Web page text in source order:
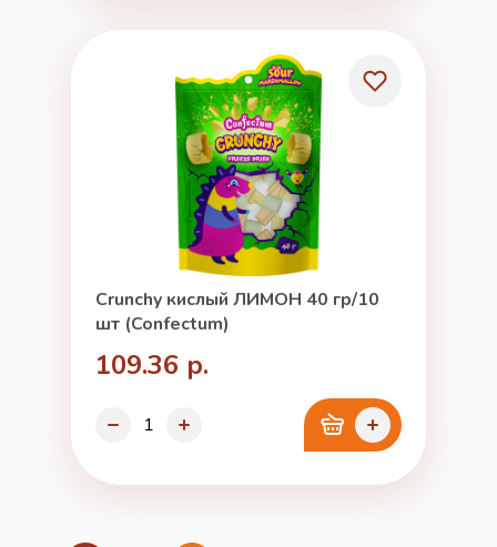
Crunchy кислый ЛИМОН 40 гр/10
шт (Confectum)
109.36 р.